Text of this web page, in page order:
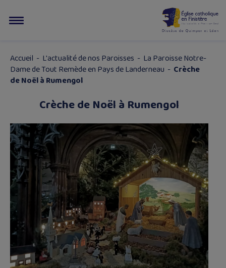
Accueil - L'actualité de nos Paroisses - La Paroisse Notre-
Dame de Tout Remède en Pays de Landerneau - Crèche
de Noël à Rumengol
Crèche de Noël à Rumengol